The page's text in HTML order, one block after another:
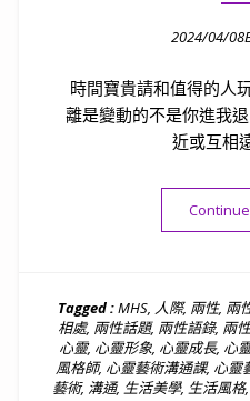
2024/04/08
時間寶貴請和值得的人
離是變動的不是你進我
近或互相
Tagged :MHS, 人際, 兩性, 兩
相處, 兩性話題, 兩性語錄, 兩
心靈, 心靈形象, 心靈成長, 心
風格師, 心靈藝術溝通課, 心靈
藝術, 溝通, 生活美學, 生活風格,